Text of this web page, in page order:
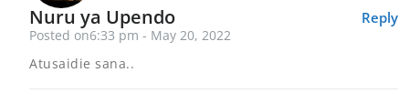
Reply
Nuru ya Upendo
Posted on6:33 pm - May 20, 2022
Atusaidie sana..